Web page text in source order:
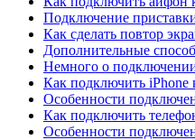
Подключение
Как сделать повтор
Дополнительные
Немного о
Как подключить iPhone
Особенности
Как подключить
Особенности